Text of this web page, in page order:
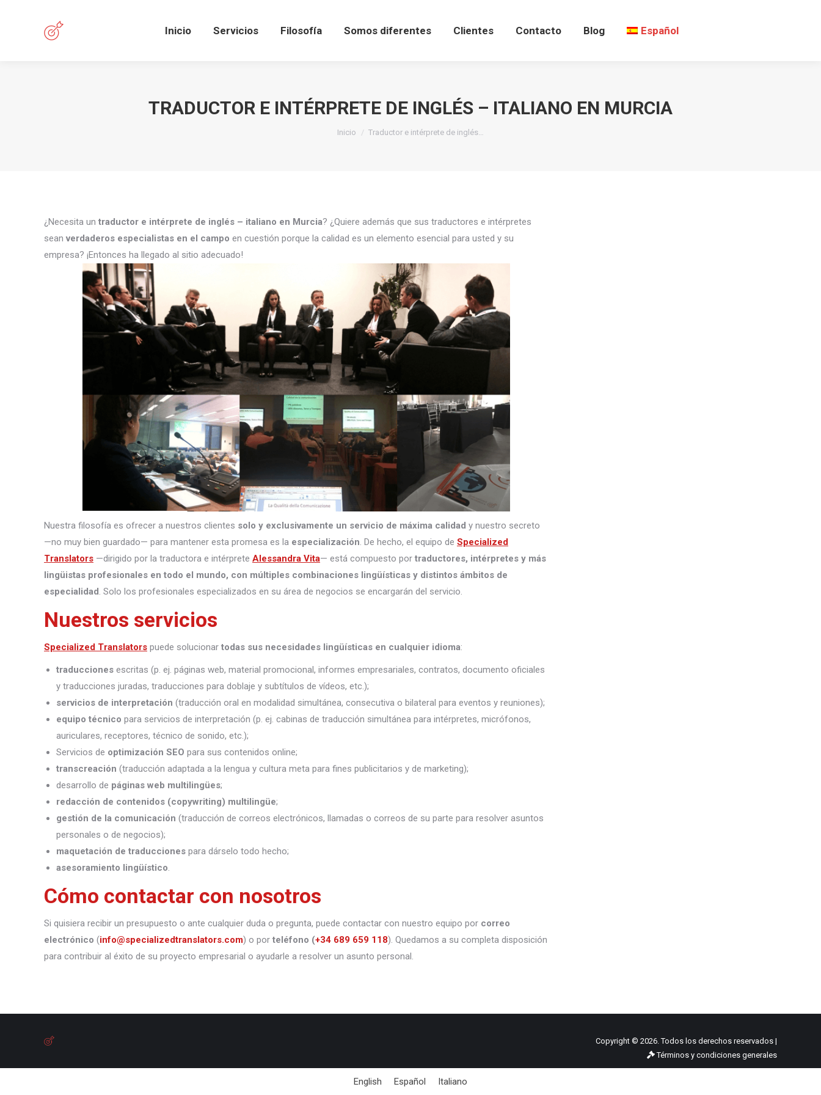
Inicio Servicios Filosofía Somos diferentes Clientes Contacto Blog Español
TRADUCTOR E INTÉRPRETE DE INGLÉS – ITALIANO EN MURCIA
Estás aquí:
Inicio Traductor e intérprete de inglés…
¿Necesita un traductor e intérprete de inglés – italiano en Murcia? ¿Quiere además que sus traductores e intérpretes
sean verdaderos especialistas en el campo en cuestión porque la calidad es un elemento esencial para usted y su
empresa? ¡Entonces ha llegado al sitio adecuado!
Nuestra filosofía es ofrecer a nuestros clientes solo y exclusivamente un servicio de máxima calidad y nuestro secreto
—no muy bien guardado— para mantener esta promesa es la especialización . De hecho, el equipo de Specialized
Translators —dirigido por la traductora e intérprete Alessandra Vita— está compuesto por traductores, intérpretes y más
lingüistas profesionales en todo el mundo, con múltiples combinaciones lingüísticas y distintos ámbitos de
especialidad . Solo los profesionales especializados en su área de negocios se encargarán del servicio.
Nuestros servicios
Specialized Translators puede solucionar todas sus necesidades lingüísticas en cualquier idioma:
traducciones escritas (p. ej. páginas web, material promocional, informes empresariales, contratos, documento oficiales
y traducciones juradas, traducciones para doblaje y subtítulos de vídeos, etc.);
servicios de interpretación (traducción oral en modalidad simultánea, consecutiva o bilateral para eventos y reuniones);
equipo técnico para servicios de interpretación (p. ej. cabinas de traducción simultánea para intérpretes, micrófonos,
auriculares, receptores, técnico de sonido, etc.);
Servicios de optimización SEO para sus contenidos online;
transcreación (traducción adaptada a la lengua y cultura meta para fines publicitarios y de marketing);
desarrollo de páginas web multilingües;
redacción de contenidos (copywriting) multilingüe;
gestión de la comunicación (traducción de correos electrónicos, llamadas o correos de su parte para resolver asuntos
personales o de negocios);
maquetación de traducciones para dárselo todo hecho;
asesoramiento lingüístico
Cómo contactar con nosotros
Si quisiera recibir un presupuesto o ante cualquier duda o pregunta, puede contactar con nuestro equipo por correo
electrónico (info@specializedtranslators.com) o por teléfono (+34 689 659 118). Quedamos a su completa disposición
para contribuir al éxito de su proyecto empresarial o ayudarle a resolver un asunto personal.
Copyright © 2026. Todos los derechos reservados |
Términos y condiciones generales
English Español Italiano